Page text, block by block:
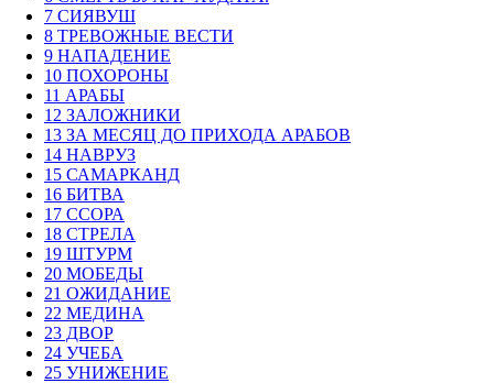
7 СИЯВУШ
8 ТРЕВОЖНЫЕ ВЕСТИ
9 НАПАДЕНИЕ
10 ПОХОРОНЫ
11 АРАБЫ
12 ЗАЛОЖНИКИ
13 ЗА МЕСЯЦ ДО ПРИХОДА АРАБОВ
14 НАВРУЗ
15 САМАРКАНД
16 БИТВА
17 ССОРА
18 СТРЕЛА
19 ШТУРМ
20 МОБЕДЫ
21 ОЖИДАНИЕ
22 МЕДИНА
23 ДВОР
24 УЧЕБА
25 УНИЖЕНИЕ